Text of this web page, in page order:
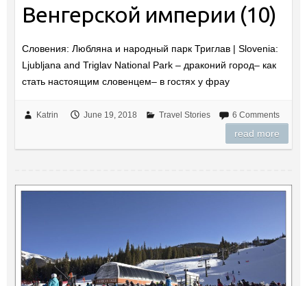
Венгерской империи (10)
Словения: Любляна и народный парк Триглав | Slovenia:
Ljubljana and Triglav National Park – драконий город– как
стать настоящим словенцем– в гостях у фрау
Katrin June 19, 2018 Travel Stories 6 Comments
read more